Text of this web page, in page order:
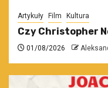
Artykuły Film Kultura
Czy Christopher
01/08/2026